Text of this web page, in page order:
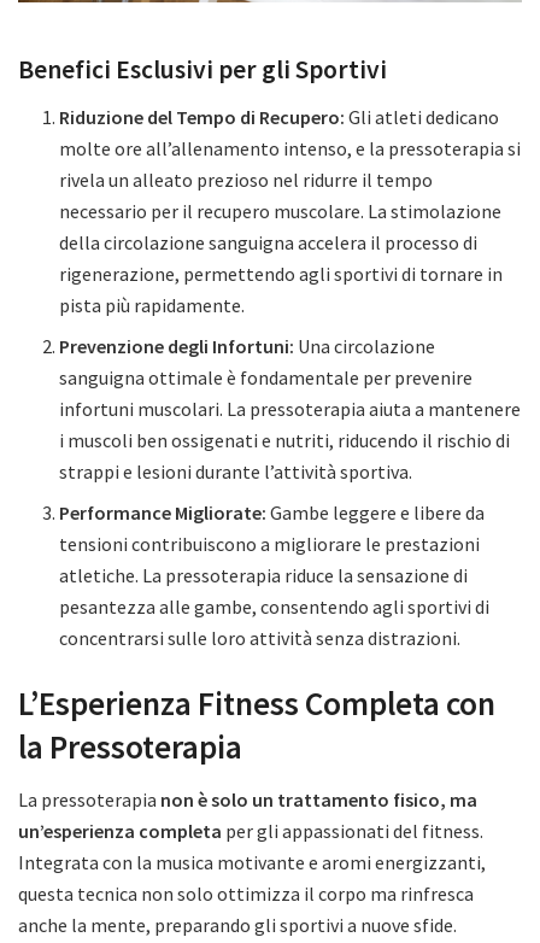
Benefici Esclusivi per gli Sportivi
Riduzione del Tempo di Recupero: Gli atleti dedicano
molte ore all’allenamento intenso, e la pressoterapia si
rivela un alleato prezioso nel ridurre il tempo
necessario per il recupero muscolare. La stimolazione
della circolazione sanguigna accelera il processo di
rigenerazione, permettendo agli sportivi di tornare in
pista più rapidamente.
Prevenzione degli Infortuni: Una circolazione
sanguigna ottimale è fondamentale per prevenire
infortuni muscolari. La pressoterapia aiuta a mantenere
i muscoli ben ossigenati e nutriti, riducendo il rischio di
strappi e lesioni durante l’attività sportiva.
Performance Migliorate: Gambe leggere e libere da
tensioni contribuiscono a migliorare le prestazioni
atletiche. La pressoterapia riduce la sensazione di
pesantezza alle gambe, consentendo agli sportivi di
concentrarsi sulle loro attività senza distrazioni.
L’Esperienza Fitness Completa con
la Pressoterapia
La pressoterapia non è solo un trattamento fisico, ma
un’esperienza completa per gli appassionati del fitness.
Integrata con la musica motivante e aromi energizzanti,
questa tecnica non solo ottimizza il corpo ma rinfresca
anche la mente, preparando gli sportivi a nuove sfide.